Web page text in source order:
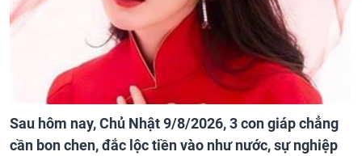
Sau hôm nay, Chủ Nhật 9/8/2026, 3 con giáp chẳng
cần bon chen, đắc lộc tiền vào như nước, sự nghiệp